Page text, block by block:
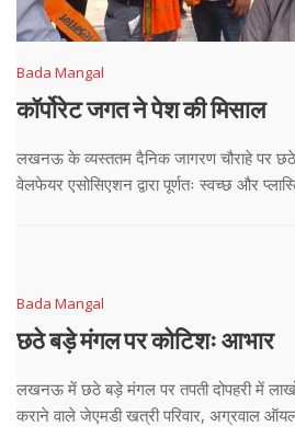
Bada Mangal
कॉर्पोरेट जगत ने पेश की मिसाल
लखनऊ के व्यस्ततम दैनिक जागरण चौराहे पर
वेलफेयर एसोसिएशन द्वारा पूर्णतः स्वच्छ और
Bada Mangal
छठे बड़े मंगल पर कोटिशः आभार
लखनऊ में छठे बड़े मंगल पर तपती दोपहरी में
कराने वाले जेएमडी खत्री परिवार, अग्रवाल